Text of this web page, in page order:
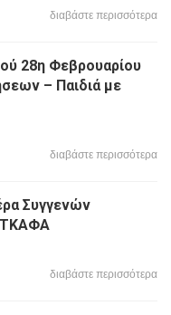
διαβάστε περισσότερα
28η Φεβρουαρίου
– Παιδιά με
διαβάστε περισσότερα
Συγγενών
διαβάστε περισσότερα